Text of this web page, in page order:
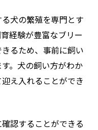
犬の繁殖を専門とす
経験が豊富なブリー
るため、事前に飼い
。犬の飼い方がわか
え入れることができ
認することができる